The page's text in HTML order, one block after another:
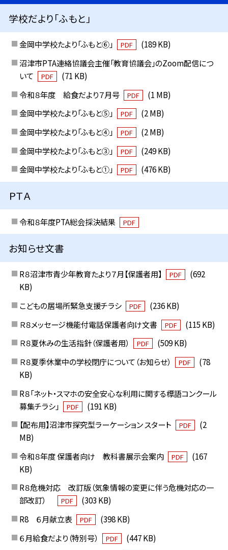
学校だより「ふもと」
金岡中学校たより「ふもと⑥」 PDF
(189 KB)
沼津市PTA連絡協議会主催「教育協議会」のZoom配信につ
いて
PDF
(71 KB)
令和８年度 給食だより７月号
PDF
(1 MB)
金岡中学校たより「ふもと⑤」
PDF
(2 MB)
金岡中学校たより「ふもと④」
PDF
(2 MB)
金岡中学校たより「ふもと③」
PDF
(249 KB)
金岡中学校たより「ふもと①」
PDF (476 KB)
ＰＴＡ
令和８年度PTA総会採決結果 PDF
お知らせ文書
R８沼津市青少年教育たより７月【保護者用】 PDF
(692
KB)
こどもの居場所緊急支援チラシ
PDF
(236 KB)
Ｒ８メッセージ機能付電話保護者向け文書
PDF
(115 KB)
Ｒ８夏休みの生活指針（保護者用）
PDF
(509 KB)
Ｒ８夏季休業中の学校閉庁について（お知らせ）
PDF
(78
KB)
R８「ネット・スマホの安全安心な利用に関する標語コンクール
募集チラシ」
PDF
(191 KB)
【配布用】沼津市探究型ラーケーション スタート
PDF
(2
MB)
令和８年度 保護者向け 教科書展示会案内
PDF
(167
KB)
R８危機対応 改訂版（気象情報の変更に伴う危機対応の一
部改訂）
PDF
(303 KB)
R8 ６月献立表
PDF
(398 KB)
６月給食だより（特別号）
PDF
(447 KB)